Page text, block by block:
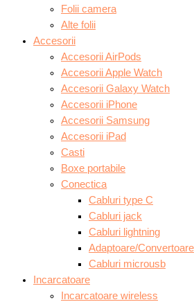
Folii camera
Alte folii
Accesorii
Accesorii AirPods
Accesorii Apple Watch
Accesorii Galaxy Watch
Accesorii iPhone
Accesorii Samsung
Accesorii iPad
Casti
Boxe portabile
Conectica
Cabluri type C
Cabluri jack
Cabluri lightning
Adaptoare/Convertoare
Cabluri microusb
Incarcatoare
Incarcatoare wireless